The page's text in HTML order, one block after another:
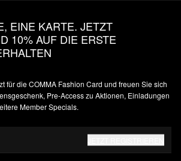
EINE KARTE. JETZT
10% AUF DIE ERSTE
für die COMMA Fashion Card und freuen Sie sich
Pre-Access zu Aktionen, Einladungen
Member Specials.